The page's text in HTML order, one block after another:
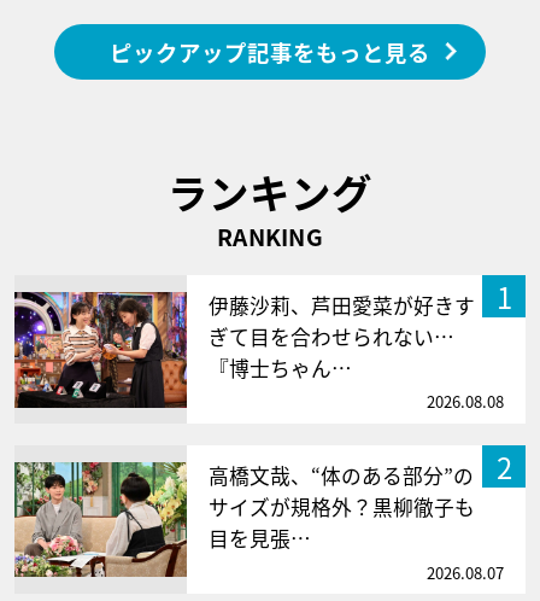
ピックアップ記事をもっと見る
ランキング
RANKING
1
伊藤沙莉、芦田愛菜が好きす
ぎて目を合わせられない…
『博士ちゃん…
2026.08.08
2
高橋文哉、“体のある部分”の
サイズが規格外？黒柳徹子も
目を見張…
2026.08.07